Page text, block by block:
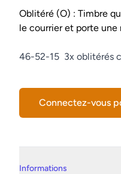
Conditions
Oblitéré (O) : Timbre
le courrier et porte
Description
46-52-15 3x oblitérés
Connectez-vous
Informations